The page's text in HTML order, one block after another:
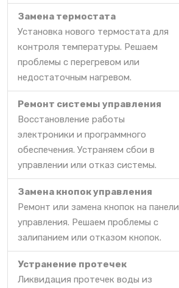
Замена термостата
Установка нового термостата для
контроля температуры. Решаем
проблемы с перегревом или
недостаточным нагревом.
Ремонт системы управления
Восстановление работы
электроники и программного
обеспечения. Устраняем сбои в
управлении или отказ системы.
Замена кнопок управления
Ремонт или замена кнопок на панели
управления. Решаем проблемы с
залипанием или отказом кнопок.
Устранение протечек
Ликвидация протечек воды из